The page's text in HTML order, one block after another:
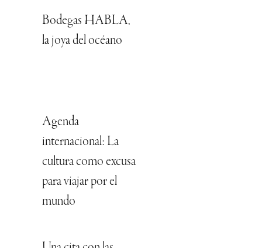
Bodegas HABLA,
la joya del océano
Agenda
internacional: La
cultura como excusa
para viajar por el
mundo